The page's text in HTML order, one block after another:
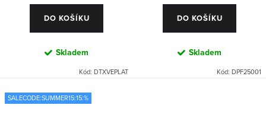
DO KOŠÍKU
Skladem
Kód: DTXVEPLAT
DO KOŠÍKU
Skladem
Kód: DPF25001
SALECODE:SUMMER15:15:%